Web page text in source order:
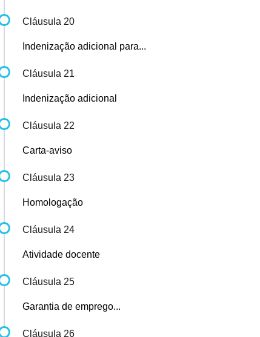
Cláusula 20
Indenização adicional para...
Cláusula 21
Indenização adicional
Cláusula 22
Carta-aviso
Cláusula 23
Homologação
Cláusula 24
Atividade docente
Cláusula 25
Garantia de emprego...
Cláusula 26